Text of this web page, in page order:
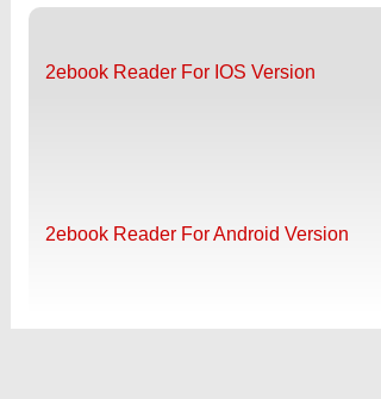
2ebook Reader For IOS Version
2ebook Reader For Android Version